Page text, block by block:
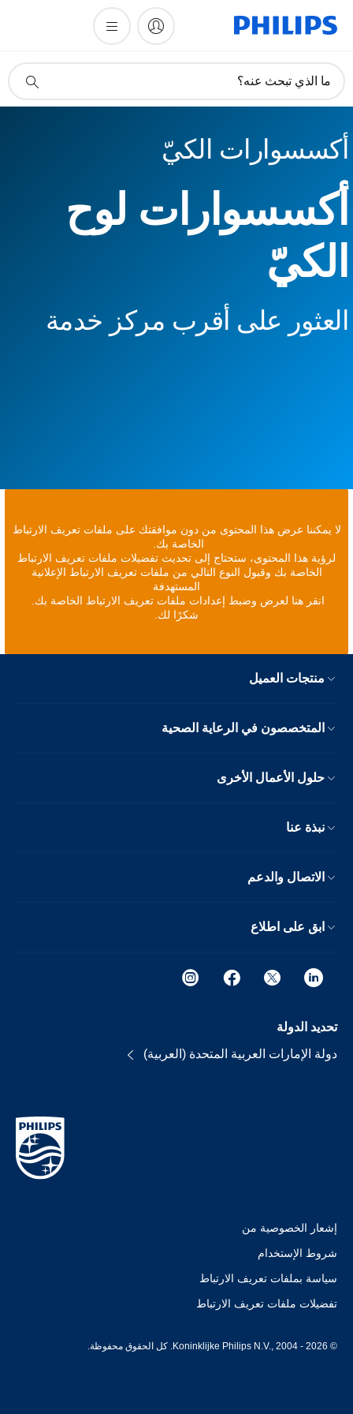
دعم
ما الذي تبحث عنه؟
أكسسوارات الكيّ
أكسسوارات لوح
الكيّ
العثور على أقرب مركز خدمة
لا يمكننا عرض هذا المحتوى من دون موافقتك على ملفات تعريف الارتباط
الخاصة بك.
لرؤية هذا المحتوى، ستحتاج إلى تحديث تفضيلات ملفات تعريف الارتباط
الخاصة بك وقبول النوع التالي من ملفات تعريف الارتباط الإعلانية
المستهدفة
انقر هنا لعرض وضبط إعدادات ملفات تعريف الارتباط الخاصة بك.
شكرًا لك.
منتجات العميل
المتخصصون في الرعاية الصحية
حلول الأعمال الأخرى
نبذة عنا
الاتصال والدعم
ابق على اطلاع
تحديد الدولة
دولة الإمارات العربية المتحدة (العربية)
إشعار الخصوصية من
شروط الإستخدام
سياسة بملفات تعريف الارتباط
تفضيلات ملفات تعريف الارتباط
© Koninklijke Philips N.V., 2004 - 2026. كل الحقوق محفوظة.